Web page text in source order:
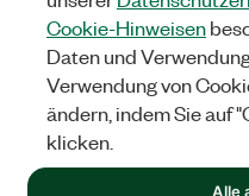
RECHTLICHE HINWEISE
©NATIONAL INSTRUMENTS
Cookie-Hinweisen
Daten und
Verwendung von
ändern, indem Sie auf
klicken.
Alle